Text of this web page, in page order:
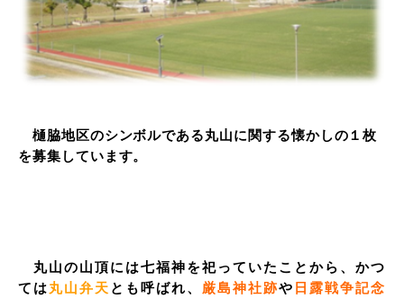
樋脇地区のシンボルである丸山に関する懐かしの１枚
を募集しています。
丸山の山頂には七福神を祀っていたことから、かつ
ては丸山弁天 とも呼ばれ、 厳島神社跡や 日露戦争記念